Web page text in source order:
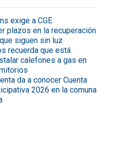
exige a CGE
plazos en la recuperación
siguen sin luz
recuerda que está
calefones a gas en
da a conocer Cuenta
2026 en la comuna